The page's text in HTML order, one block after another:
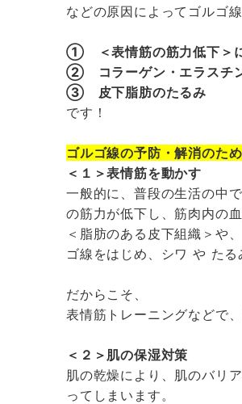
などの原因によってゴルゴ
① ＜表情筋の筋力低下＞
② コラーゲン・エラスチ
③ 皮下脂肪のたるみ
です！
ゴルゴ線の予防・解消のた
＜１＞表情筋を動かす
一般的に、普段の生活の中
の筋力が低下し、筋肉内の
＜脂肪のある皮下組織＞や
ゴ線をはじめ、シワ や たる
だからこそ、
表情筋トレーニングなどで
＜２＞肌の保湿対策
肌の乾燥により、肌のバリ
ってしまいます。